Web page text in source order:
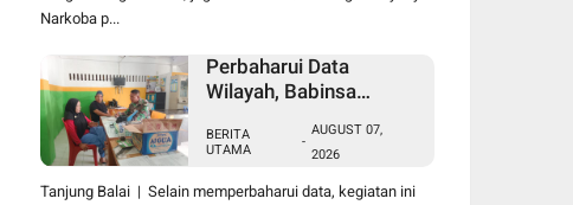
Narkoba p...
Perbaharui Data
Wilayah, Babinsa
0208/Asahan Gelar Pul
Data Ter Di Kantor
Kelurahan
BERITA
UTAMA
-
AUGUST 07,
2026
Tanjung Balai | Selain memperbaharui data, kegiatan ini